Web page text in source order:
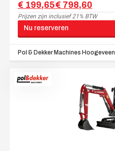
€ 199,65€ 798,60
Prijzen zijn inclusief 21% BTW
Nu reserveren
Pol & Dekker Machines Hoogeveen